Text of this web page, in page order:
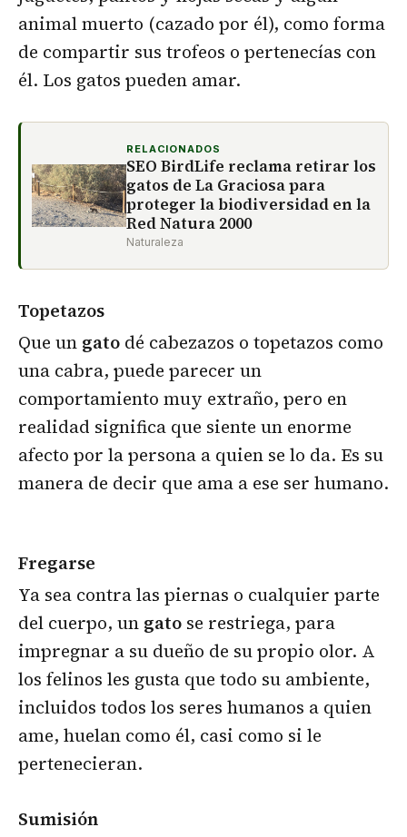
animal muerto (cazado por él), como forma
de compartir sus trofeos o pertenecías con
él. Los gatos pueden amar.
RELACIONADOS
SEO BirdLife reclama retirar los
gatos de La Graciosa para
proteger la biodiversidad en la
Red Natura 2000
Naturaleza
Topetazos
Que un gato dé cabezazos o topetazos como
una cabra, puede parecer un
comportamiento muy extraño, pero en
realidad significa que siente un enorme
afecto por la persona a quien se lo da. Es su
manera de decir que ama a ese ser humano.
Fregarse
Ya sea contra las piernas o cualquier parte
del cuerpo, un gato se restriega, para
impregnar a su dueño de su propio olor. A
los felinos les gusta que todo su ambiente,
incluidos todos los seres humanos a quien
ame, huelan como él, casi como si le
pertenecieran.
Sumisión